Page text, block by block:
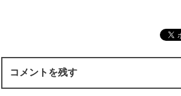
コメントを残す